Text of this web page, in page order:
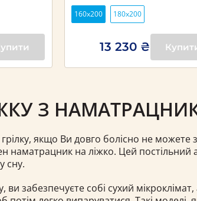
160х200 180х200
13 230 ₴
З
якщо Ви довго болісно не можете
на ліжко. Цей постільний
сну.
забезпечуєте собі сухий мікроклімат,